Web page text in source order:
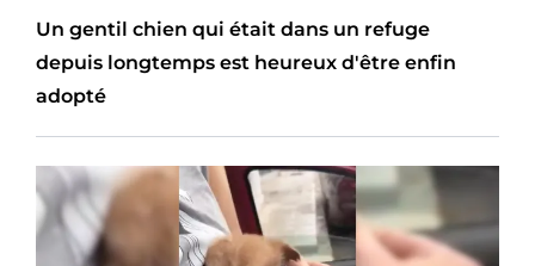
Un gentil chien qui était dans un refuge
depuis longtemps est heureux d'être enfin
adopté